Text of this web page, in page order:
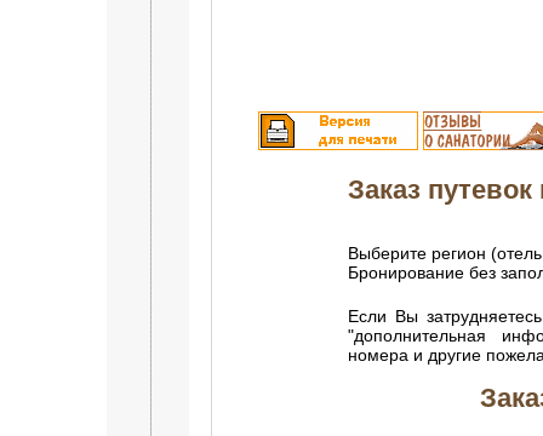
Заказ путевок
Выберите регион
Бронирование без
Если Вы
"дополнительная
номера и другие